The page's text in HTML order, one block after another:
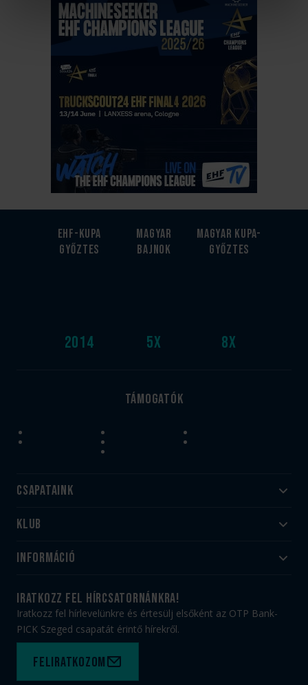
EHF-Kupa
győztes
2014
Magyar
bajnok
5x
Magyar kupa-
győztes
8x
Támogatók
Csapataink
Felnőtt
Utánpótlás
Klub
#HandballFamily
Munkatársaink
PICK Aréna
Sajtóakkreditáció
Információ
Jegy- és bérletvásárlás
Webshop
Adatvédelem
Felhasználási feltételek
iratkozz fel hírcsatornánkra!
Iratkozz fel hírlevelünkre és értesülj elsőként az OTP Bank-
PICK Szeged csapatát érintő hírekről.
Feliratkozom